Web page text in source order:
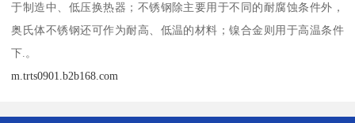
于制造中、低压换热器；不锈钢除主要用于不同的耐腐蚀条件外，
奥氏体不锈钢还可作为耐高、低温的材料；镍合金则用于高温条件
下.。
m.trts0901.b2b168.com